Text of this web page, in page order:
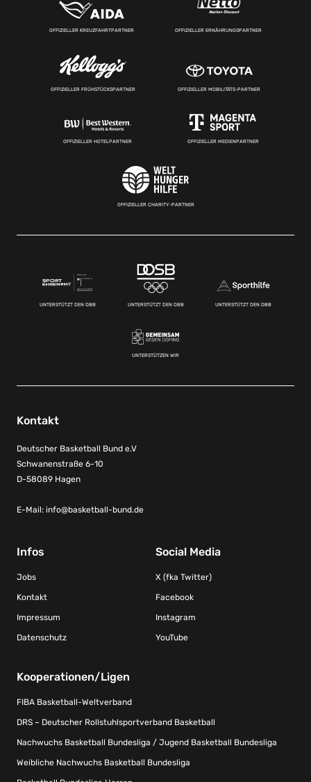
OFFIZIELLER KREUZFAHRTPARTNER OFFIZIELLER ERNÄHRUNGSPARTNER
OFFIZIELLER FRÜHSTÜCKSPARTNER OFFIZIELLER MOBILITÄTS-PARTNER
OFFIZIELLER HOTELPARTNER OFFIZIELLER MEDIENPARTNER
OFFIZIELLER CHARITY-PARTNER
UNTERSTÜTZT DEN DBB UNTERSTÜTZT DEN DBB UNTERSTÜTZT DEN DBB
UNTERSTÜTZEN WIR
Kontakt
Deutscher Basketball Bund e.V
Schwanenstraße 6-10
D-58089 Hagen
E-Mail: info@basketball-bund.de
Infos
Jobs
Kontakt
Impressum
Datenschutz
Social Media
X (fka Twitter)
Facebook
Instagram
YouTube
Kooperationen/Ligen
FIBA Basketball-Weltverband
DRS – Deutscher Rollstuhlsportverband Basketball
Nachwuchs Basketball Bundesliga / Jugend Basketball Bundesliga
Weibliche Nachwuchs Basketball Bundesliga